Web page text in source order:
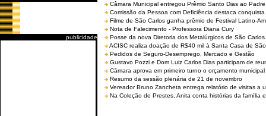
publicidade
Câmara Municipal entregou Prêmio Santo Dias ao
Comissão da Pessoa com Deficiência destaca
Filme de São Carlos ganha prêmio de Festival Latino-
Nota de Falecimento - Professora Diana Cury
Posse da nova Diretoria dos Metalúrgicos de São
ACISC realiza doação de R$40 mil à Santa Casa de
Pedidos de Seguro-Desemprego, Mercado e Gestão
Gustavo Pozzi e Dom Luiz Carlos Dias participam de
Câmara aprova em primeiro turno o orçamento
Resumo da sessão plenária de 21 de novembro
Vereador Bruno Zancheta entrega relatório de visitas a
Na Coleção de Prestes, Anita conta histórias da família